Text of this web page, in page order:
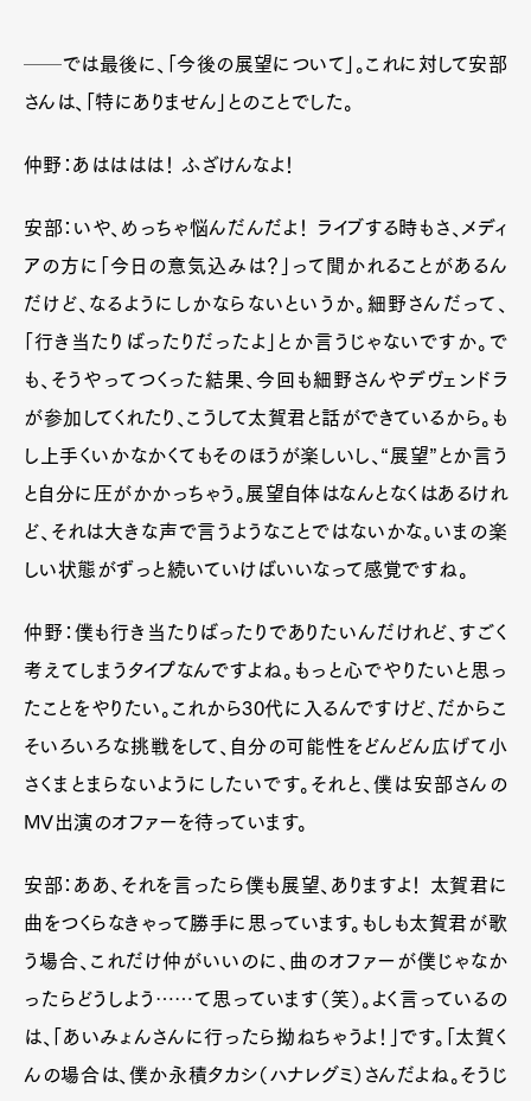
──では最後に、「今後の展望について」。これに対して安部
さんは、「特にありません」とのことでした。
仲野：あはははは！ ふざけんなよ！
安部：いや、めっちゃ悩んだんだよ！ ライブする時もさ、メディ
アの方に「今日の意気込みは？」って聞かれることがあるん
だけど、なるようにしかならないというか。細野さんだって、
「行き当たりばったりだったよ」とか言うじゃないですか。で
も、そうやってつくった結果、今回も細野さんやデヴェンドラ
が参加してくれたり、こうして太賀君と話ができているから。も
し上手くいかなかくてもそのほうが楽しいし、“展望”とか言う
と自分に圧がかかっちゃう。展望自体はなんとなくはあるけれ
ど、それは大きな声で言うようなことではないかな。いまの楽
しい状態がずっと続いていけばいいなって感覚ですね。
仲野：僕も行き当たりばったりでありたいんだけれど、すごく
考えてしまうタイプなんですよね。もっと心でやりたいと思っ
たことをやりたい。これから30代に入るんですけど、だからこ
そいろいろな挑戦をして、自分の可能性をどんどん広げて小
さくまとまらないようにしたいです。それと、僕は安部さんの
MV出演のオファーを待っています。
安部：ああ、それを言ったら僕も展望、ありますよ！ 太賀君に
曲をつくらなきゃって勝手に思っています。もしも太賀君が歌
う場合、これだけ仲がいいのに、曲のオファーが僕じゃなか
ったらどうしよう……て思っています（笑）。よく言っているの
は、「あいみょんさんに行ったら拗ねちゃうよ！」です。「太賀く
んの場合は、僕か永積タカシ（ハナレグミ）さんだよね。そうじ